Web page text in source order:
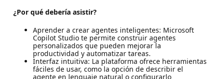
¿Por qué debería asistir?
Aprender a crear agentes inteligentes: Microsoft
Copilot Studio te permite construir agentes
personalizados que pueden mejorar la
productividad y automatizar tareas.
Interfaz intuitiva: La plataforma ofrece herramientas
fáciles de usar, como la opción de describir el
agente en lenguaje natural o configurarlo